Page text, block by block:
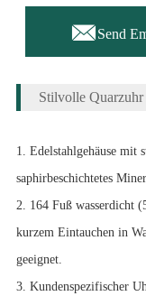
Send
Stilvolle
1. Edelstahlgehäuse mit
saphirbeschichtetes
2. 164 Fuß wasserdicht
kurzem Eintauchen in
geeignet.
3. Kundenspezifischer